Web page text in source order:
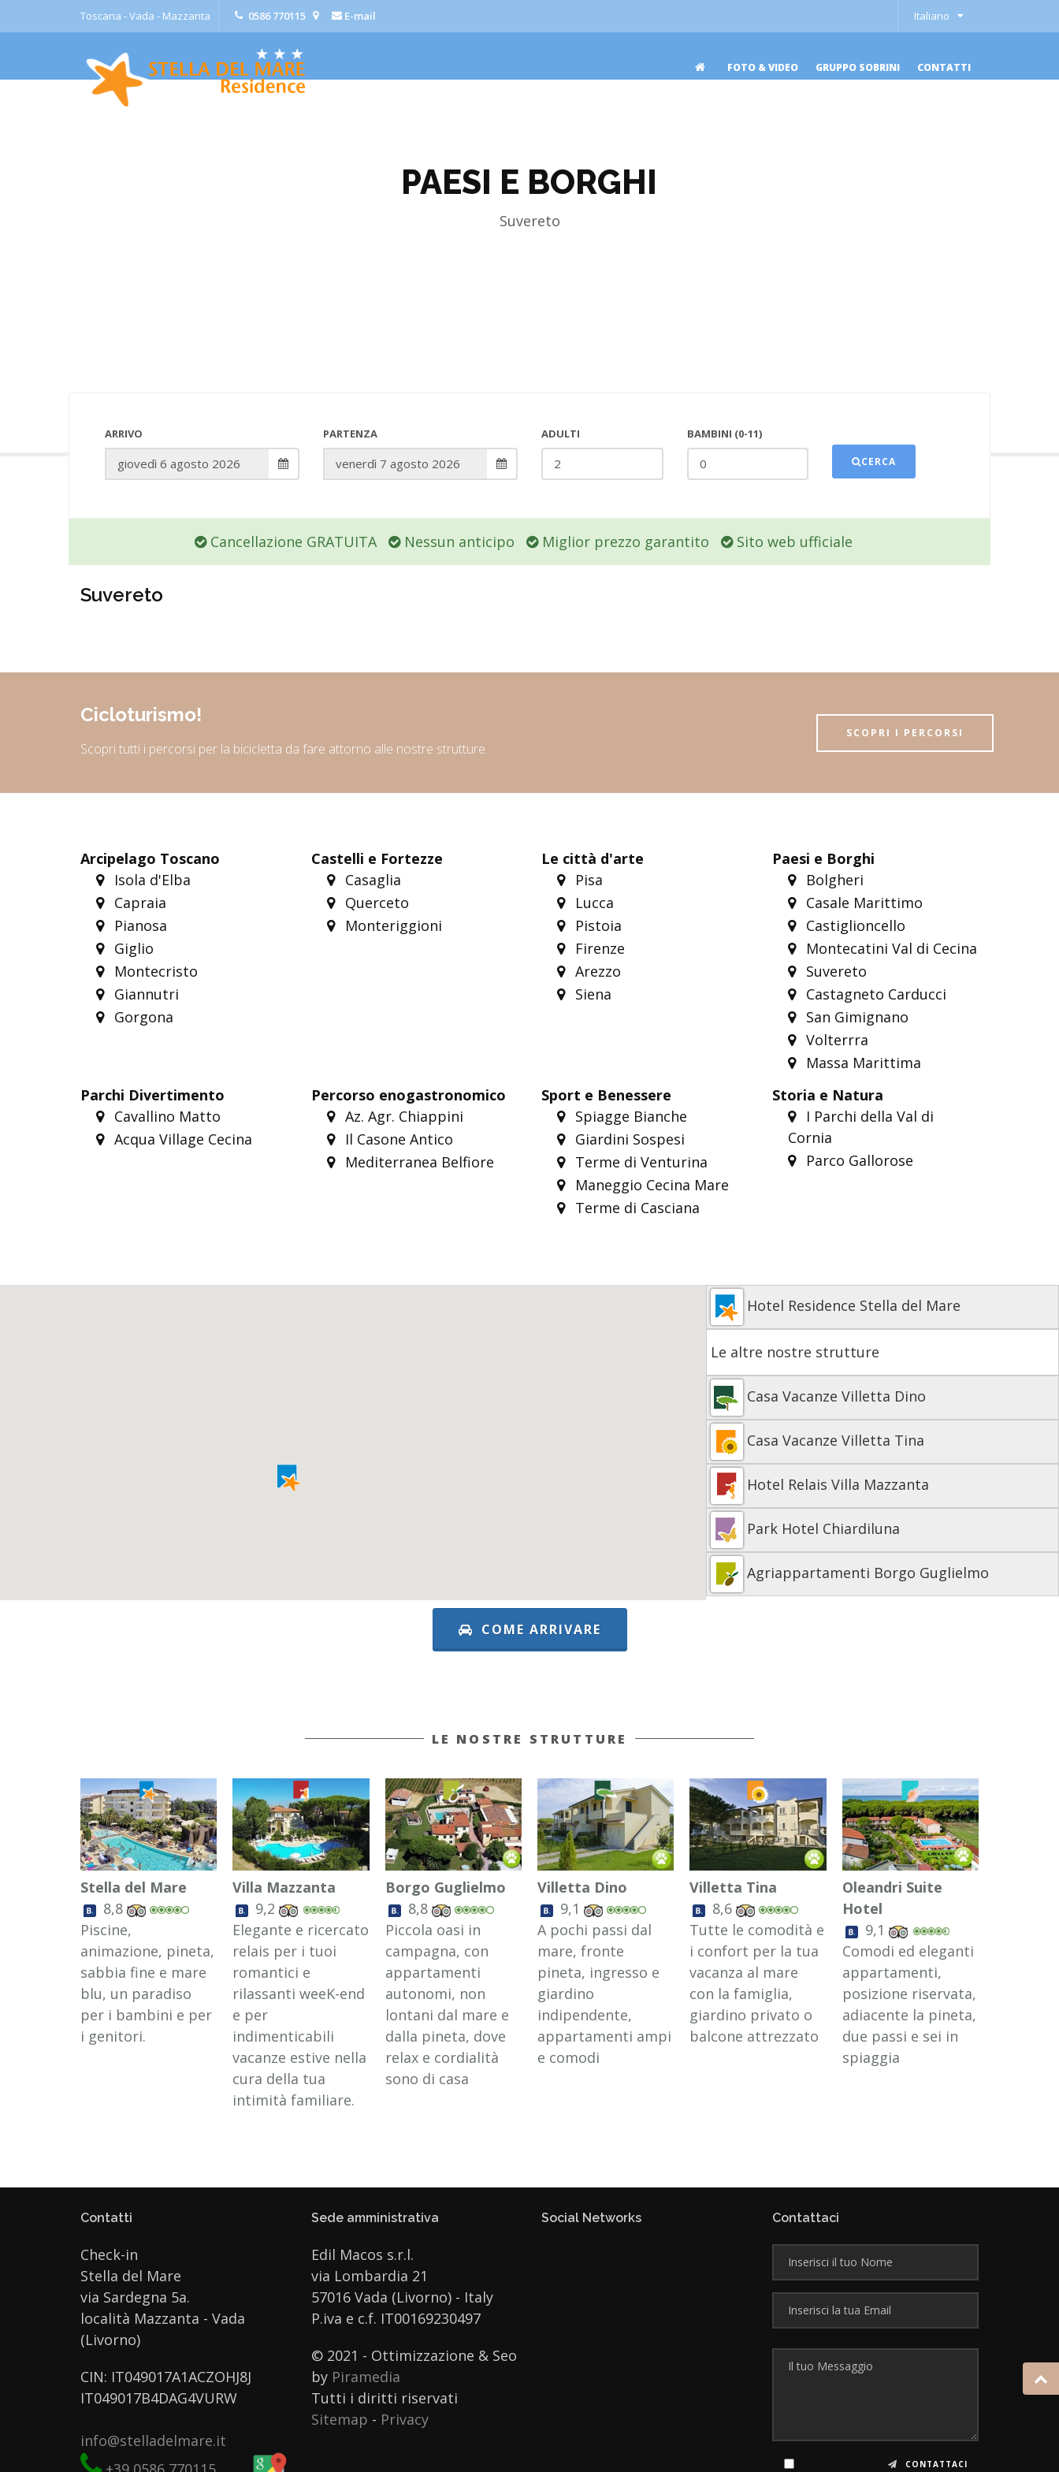
Toscana - Vada - Mazzanta Italiano
0586 770115 E-mail
FOTO & VIDEO GRUPPO SOBRINI CONTATTI
PAESI E BORGHI
Suvereto
ARRIVO PARTENZA ADULTI BAMBINI (0-11)
CERCA
Cancellazione GRATUITA Nessun anticipo Miglior prezzo garantito Sito web ufficiale
Suvereto
Cicloturismo!
Scopri tutti i percorsi per la bicicletta da fare attorno alle nostre strutture.
SCOPRI I PERCORSI
Arcipelago Toscano
Isola d'Elba
Capraia
Pianosa
Giglio
Montecristo
Giannutri
Gorgona
Castelli e Fortezze
Casaglia
Querceto
Monteriggioni
Le città d'arte
Pisa
Lucca
Pistoia
Firenze
Arezzo
Siena
Paesi e Borghi
Bolgheri
Casale Marittimo
Castiglioncello
Montecatini Val di Cecina
Suvereto
Castagneto Carducci
San Gimignano
Volterrra
Massa Marittima
Parchi Divertimento
Cavallino Matto
Acqua Village Cecina
Percorso enogastronomico
Az. Agr. Chiappini
Il Casone Antico
Mediterranea Belfiore
Sport e Benessere
Spiagge Bianche
Giardini Sospesi
Terme di Venturina
Maneggio Cecina Mare
Terme di Casciana
Storia e Natura
I Parchi della Val di
Cornia
Parco Gallorose
Hotel Residence Stella del Mare
Le altre nostre strutture
Casa Vacanze Villetta Dino
Casa Vacanze Villetta Tina
Hotel Relais Villa Mazzanta
Park Hotel Chiardiluna
Agriappartamenti Borgo Guglielmo
COME ARRIVARE
LE NOSTRE STRUTTURE
Stella del Mare
8,8
Piscine,
animazione, pineta,
sabbia fine e mare
blu, un paradiso
per i bambini e per
i genitori.
Villa Mazzanta
9,2
Elegante e ricercato
relais per i tuoi
romantici e
rilassanti weeK-end
e per
indimenticabili
vacanze estive nella
cura della tua
intimità familiare.
Borgo Guglielmo
8,8
Piccola oasi in
campagna, con
appartamenti
autonomi, non
lontani dal mare e
dalla pineta, dove
relax e cordialità
sono di casa
Villetta Dino
9,1
A pochi passi dal
mare, fronte
pineta, ingresso e
giardino
indipendente,
appartamenti ampi
e comodi
Villetta Tina
8,6
Tutte le comodità e
i confort per la tua
vacanza al mare
con la famiglia,
giardino privato o
balcone attrezzato
Oleandri Suite
Hotel
9,1
Comodi ed eleganti
appartamenti,
posizione riservata,
adiacente la pineta,
due passi e sei in
spiaggia
Contatti
Check-in
Stella del Mare
via Sardegna 5a.
località Mazzanta - Vada
(Livorno)
CIN: IT049017A1ACZOHJ8J
IT049017B4DAG4VURW
info@stelladelmare.it
Sede amministrativa
Edil Macos s.r.l.
via Lombardia 21
57016 Vada (Livorno) - Italy
P.iva e c.f. IT00169230497
© 2021 - Ottimizzazione & Seo
by Piramedia
Tutti i diritti riservati
Sitemap - Privacy
Social Networks Contattaci
CONTATTACI